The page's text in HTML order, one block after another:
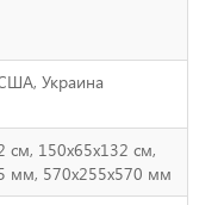
Украина
см, 150x65x132 см,
мм, 570х255х570 мм